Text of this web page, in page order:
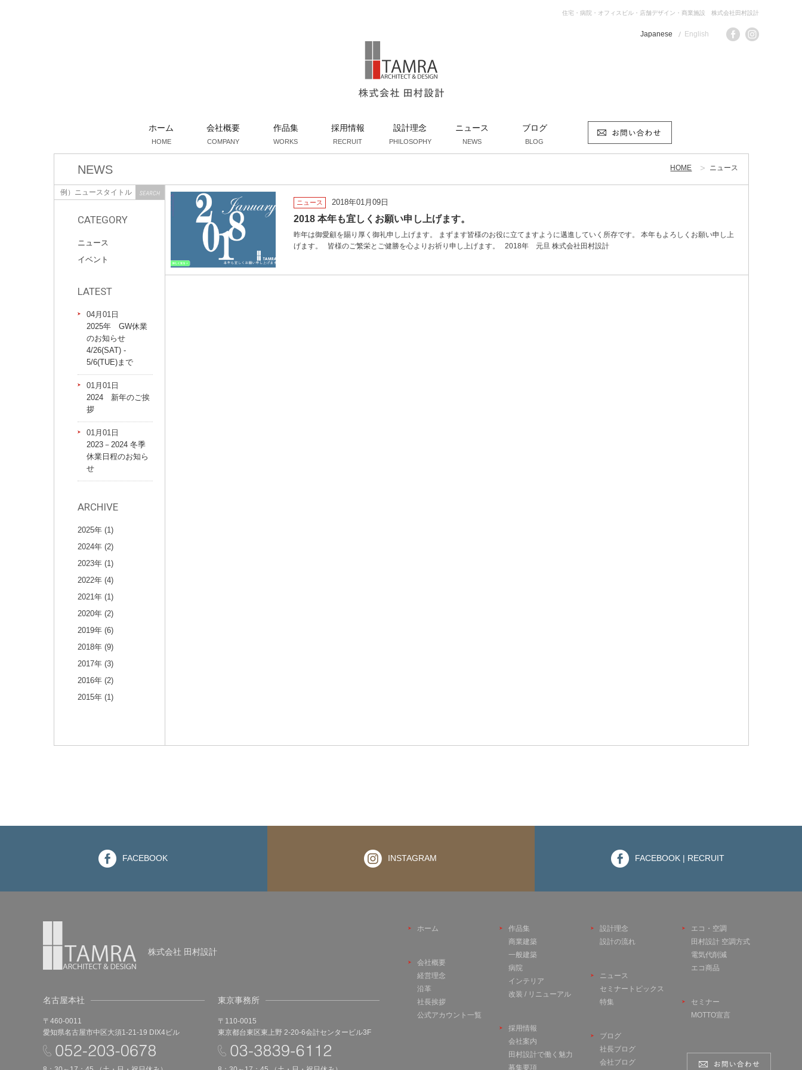
住宅・病院・オフィスビル・店舗デザイン・商業施設 株式会社田村設計
Japanese English
ホーム
HOME
会社概要
COMPANY
作品集
WORKS
採用情報
RECRUIT
設計理念
PHILOSOPHY
ニュース
NEWS
ブログ
BLOG
NEWS HOME ニュース
CATEGORY
ニュース
イベント
LATEST
04月01日
2025年 GW休業
のお知らせ
4/26(SAT) -
5/6(TUE)まで
01月01日
2024 新年のご挨
拶
01月01日
2023－2024 冬季
休業日程のお知ら
せ
ARCHIVE
2025年 (1)
2024年 (2)
2023年 (1)
2022年 (4)
2021年 (1)
2020年 (2)
2019年 (6)
2018年 (9)
2017年 (3)
2016年 (2)
2015年 (1)
ニュース 2018年01月09日
2018 本年も宜しくお願い申し上げます。
昨年は御愛顧を賜り厚く御礼申し上げます。 まずます皆様のお役に立てますように邁進していく所存です。 本年もよろしくお願い申し上
げます。 皆様のご繁栄とご健勝を心よりお祈り申し上げます。 2018年 元旦 株式会社田村設計
FACEBOOK INSTAGRAM FACEBOOK | RECRUIT
株式会社 田村設計
名古屋本社
〒460-0011
愛知県名古屋市中区大須1-21-19 DIX4ビル
東京事務所
〒110-0015
東京都台東区東上野 2-20-6会計センタービル3F
ホーム
会社概要
経営理念
沿革
社長挨拶
公式アカウント一覧
作品集
商業建築
一般建築
病院
インテリア
改装 / リニューアル
採用情報
会社案内
田村設計で働く魅力
募集要項
設計理念
設計の流れ
ニュース
セミナートピックス
特集
ブログ
社長ブログ
会社ブログ
エコ・空調
田村設計 空調方式
電気代削減
エコ商品
セミナー
MOTTO宣言